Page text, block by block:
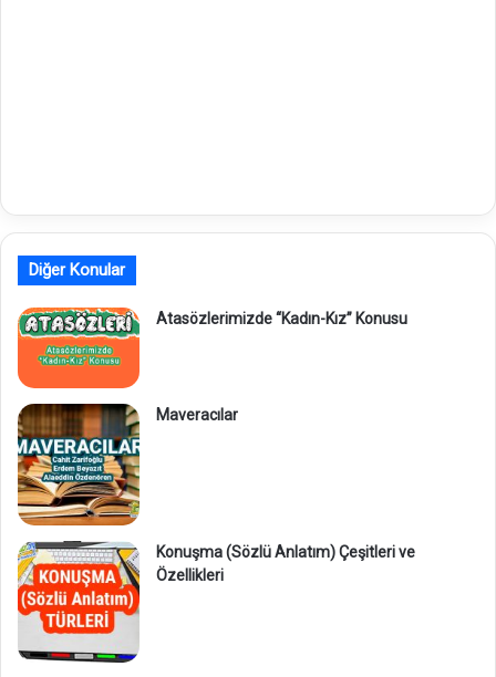
Diğer Konular
Atasözlerimizde “Kadın-Kız” Konusu
Maveracılar
Konuşma (Sözlü Anlatım) Çeşitleri ve
Özellikleri